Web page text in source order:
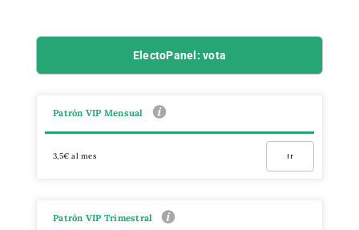
ElectoPanel: vota
Patrón VIP Mensual
3,5€ al mes Ir
Patrón VIP Trimestral